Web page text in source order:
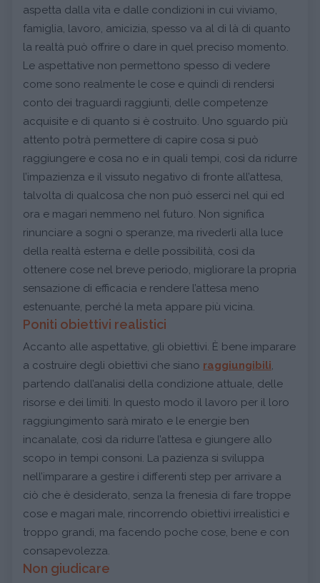
aspetta dalla vita e dalle condizioni in cui viviamo,
famiglia, lavoro, amicizia, spesso va al di là di quanto
la realtà può offrire o dare in quel preciso momento.
Le aspettative non permettono spesso di vedere
come sono realmente le cose e quindi di rendersi
conto dei traguardi raggiunti, delle competenze
acquisite e di quanto si è costruito. Uno sguardo più
attento potrà permettere di capire cosa si può
raggiungere e cosa no e in quali tempi, così da ridurre
l’impazienza e il vissuto negativo di fronte all’attesa,
talvolta di qualcosa che non può esserci nel qui ed
ora e magari nemmeno nel futuro. Non significa
rinunciare a sogni o speranze, ma rivederli alla luce
della realtà esterna e delle possibilità, così da
ottenere cose nel breve periodo, migliorare la propria
sensazione di efficacia e rendere l’attesa meno
estenuante, perché la meta appare più vicina.
Poniti obiettivi realistici
Accanto alle aspettative, gli obiettivi. È bene imparare
a costruire degli obiettivi che siano raggiungibili
partendo dall’analisi della condizione attuale, delle
risorse e dei limiti. In questo modo il lavoro per il loro
raggiungimento sarà mirato e le energie ben
incanalate, così da ridurre l’attesa e giungere allo
scopo in tempi consoni. La pazienza si sviluppa
nell’imparare a gestire i differenti step per arrivare a
ciò che è desiderato, senza la frenesia di fare troppe
cose e magari male, rincorrendo obiettivi irrealistici e
troppo grandi, ma facendo poche cose, bene e con
consapevolezza.
Non giudicare